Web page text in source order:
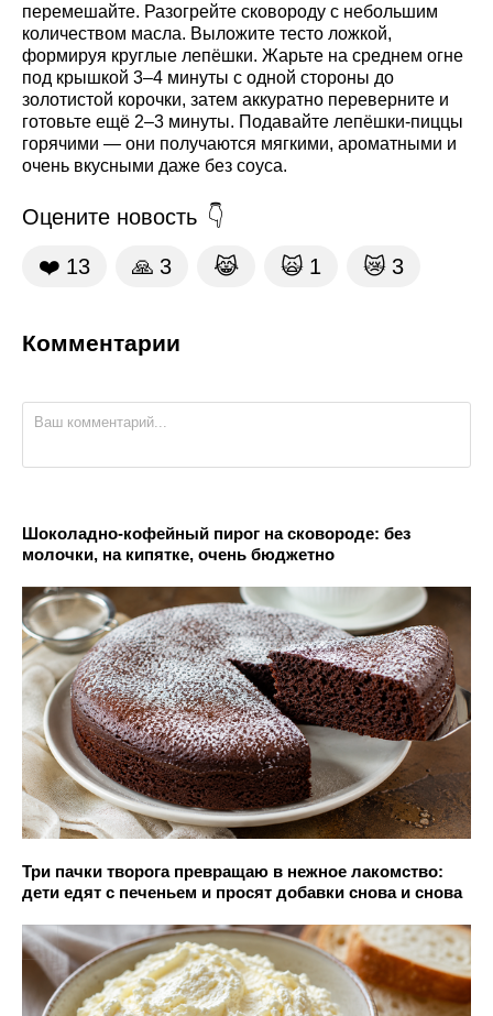
перемешайте. Разогрейте сковороду с небольшим
количеством масла. Выложите тесто ложкой,
формируя круглые лепёшки. Жарьте на среднем огне
под крышкой 3–4 минуты с одной стороны до
золотистой корочки, затем аккуратно переверните и
готовьте ещё 2–3 минуты. Подавайте лепёшки-пиццы
горячими — они получаются мягкими, ароматными и
очень вкусными даже без соуса.
Оцените новость
❤️ 13 🙏 3 😹 🙀 1 😿 3
Комментарии
Шоколадно-кофейный пирог на сковороде: без
молочки, на кипятке, очень бюджетно
Три пачки творога превращаю в нежное лакомство:
дети едят с печеньем и просят добавки снова и снова